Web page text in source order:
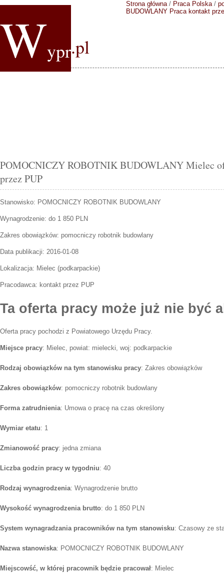
Wypr.pl
Strona główna/ Praca Polska/
BUDOWLANY Praca kontakt
POMOCNICZY ROBOTNIK BUDOWLANY Mielec
przez PUP
Stanowisko: POMOCNICZY ROBOTNIK BUDOWLANY
Wynagrodzenie: do 1 850 PLN
Zakres obowiązków: pomocniczy robotnik budowlany
Data publikacji: 2016-01-08
Lokalizacja: Mielec (podkarpackie)
Pracodawca: kontakt przez PUP
Ta oferta pracy może już nie być
Oferta pracy pochodzi z Powiatowego Urzędu Pracy.
Miejsce pracy: Mielec, powiat: mielecki, woj: podkarpackie
Rodzaj obowiązków na tym stanowisku pracy: Zakres obowiązków
Zakres obowiązków: pomocniczy robotnik budowlany
Forma zatrudnienia: Umowa o pracę na czas określony
Wymiar etatu: 1
Zmianowość pracy: jedna zmiana
Liczba godzin pracy w tygodniu: 40
Rodzaj wynagrodzenia: Wynagrodzenie brutto
Wysokość wynagrodzenia brutto: do 1 850 PLN
System wynagradzania pracowników na tym stanowisku: Czasowy ze
Nazwa stanowiska: POMOCNICZY ROBOTNIK BUDOWLANY
Miejscowść, w której pracownik będzie pracował: Mielec